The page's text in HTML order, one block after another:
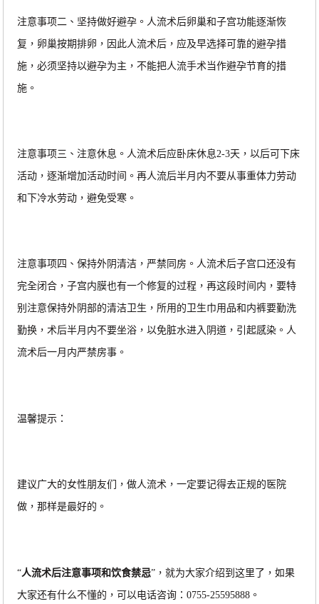
注意事项二、坚持做好避孕。人流术后卵巢和子宫功能逐渐恢
复，卵巢按期排卵，因此人流术后，应及早选择可靠的避孕措
施，必须坚持以避孕为主，不能把人流手术当作避孕节育的措
施。
注意事项三、注意休息。人流术后应卧床休息2-3天，以后可下床
活动，逐渐增加活动时间。再人流后半月内不要从事重体力劳动
和下冷水劳动，避免受寒。
注意事项四、保持外阴清洁，严禁同房。人流术后子宫口还没有
完全闭合，子宫内膜也有一个修复的过程，再这段时间内，要特
别注意保持外阴部的清洁卫生，所用的卫生巾用品和内裤要勤洗
勤换，术后半月内不要坐浴，以免脏水进入阴道，引起感染。人
流术后一月内严禁房事。
温馨提示：
建议广大的女性朋友们，做人流术，一定要记得去正规的医院
做，那样是最好的。
“人流术后注意事项和饮食禁忌”，就为大家介绍到这里了，如果
大家还有什么不懂的，可以电话咨询：0755-25595888。